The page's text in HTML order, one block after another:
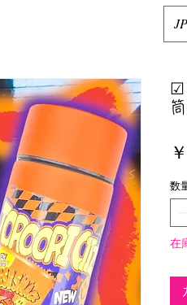
☑︎
数
在